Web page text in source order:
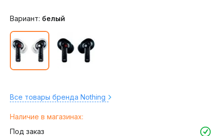
Вариант: белый
Все товары бренда Nothing
Наличие в магазинах:
Под заказ